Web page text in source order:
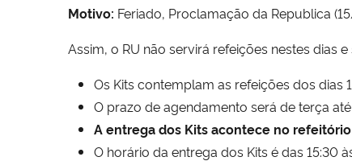
Motivo: Feriado, Proclamação da Republica
Assim, o RU não servirá refeições nestes dias
Os Kits contemplam as refeições dos dias
O prazo de agendamento será de terça
A entrega dos Kits acontece no
O horário da entrega dos Kits é das 15:30